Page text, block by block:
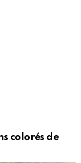
colorés de